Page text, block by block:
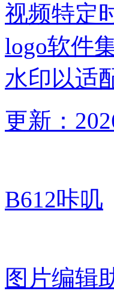
视频特定
logo软件
水印以适
更新：
B612咔叽
图片编辑